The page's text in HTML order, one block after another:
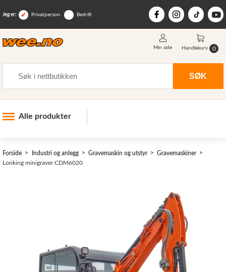
Jeg er: Privatperson Bedrift
SØK
Min side Handlekurv 0
Alle produkter
Skogsutstyr
Nye Wee produkter
Forside Industri og anlegg Gravemaskin og utstyr
Gravemaskiner
Lonking minigraver CDM6020